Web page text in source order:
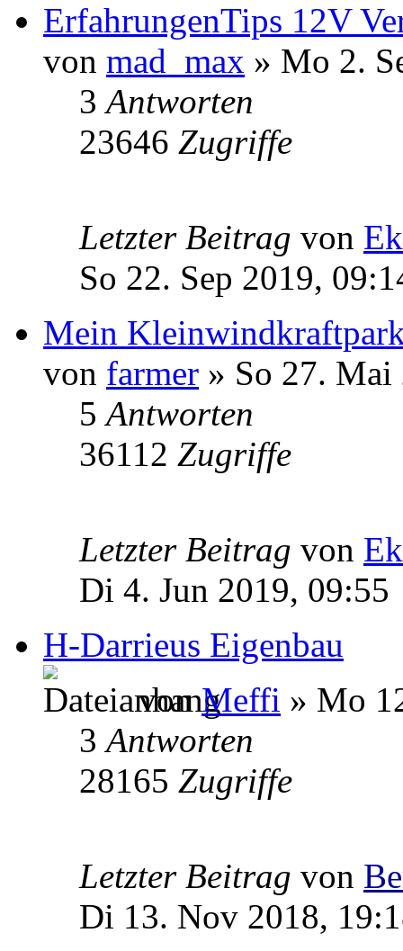
ErfahrungenTips 12V
von mad_max » Mo 2.
3Antworten
23646 Zugriffe
Letzter Beitrag von
So 22. Sep 2019,
Mein
von farmer » So 27.
5Antworten
36112 Zugriffe
Letzter Beitrag von
Di 4. Jun 2019, 09:55
H-Darrieus Eigenbau
vonMeffi » Mo
3Antworten
28165 Zugriffe
Letzter Beitrag von
Di 13. Nov 2018,